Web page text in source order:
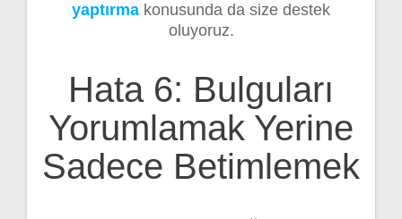
yaptırma konusunda da size destek
oluyoruz.
Hata 6: Bulguları
Yorumlamak Yerine
Sadece Betimlemek